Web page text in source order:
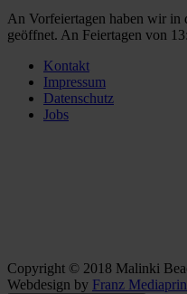
An Vorfeiertagen haben wir in
geöffnet. An Feiertagen von
Kontakt
Impressum
Datenschutz
Jobs
Copyright © 2018 Malinki
Webdesign by Franz